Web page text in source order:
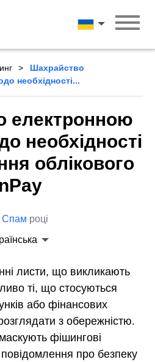
Українська
Шахрайство
необхідності...
електронною
необхідності
облікового
Спам році
листи, що викликають
ті, що стосуються
або фінансових
з обережністю.
фішингові
повідомлення про безпеку